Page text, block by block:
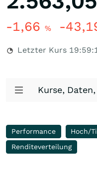
-1,66 % -
Letzter Kurs
Kurse,
Performance Hoch/
Renditeverteilung